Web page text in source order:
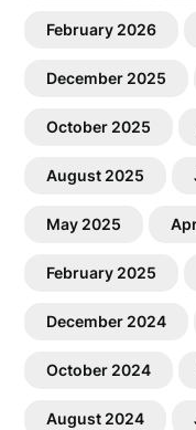
February 2026
December 2025
October 2025
August 2025
May 2025
February 2025
December 2024
October 2024
August 2024